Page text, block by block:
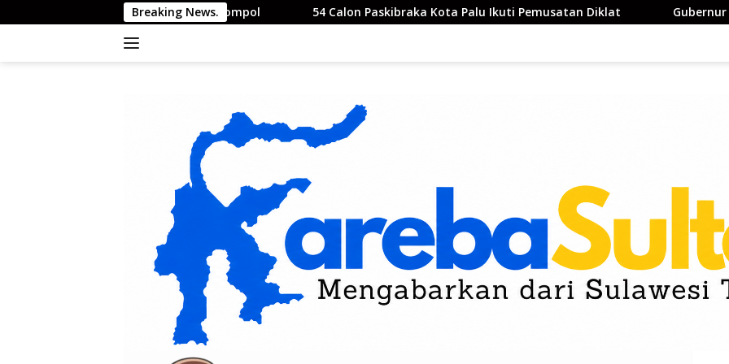
ke
Breaking News.
Pangkat Kompol 54 Calon Paskibraka Kota Palu Ikuti Pemusatan Diklat Gubernur Sulteng Pastikan